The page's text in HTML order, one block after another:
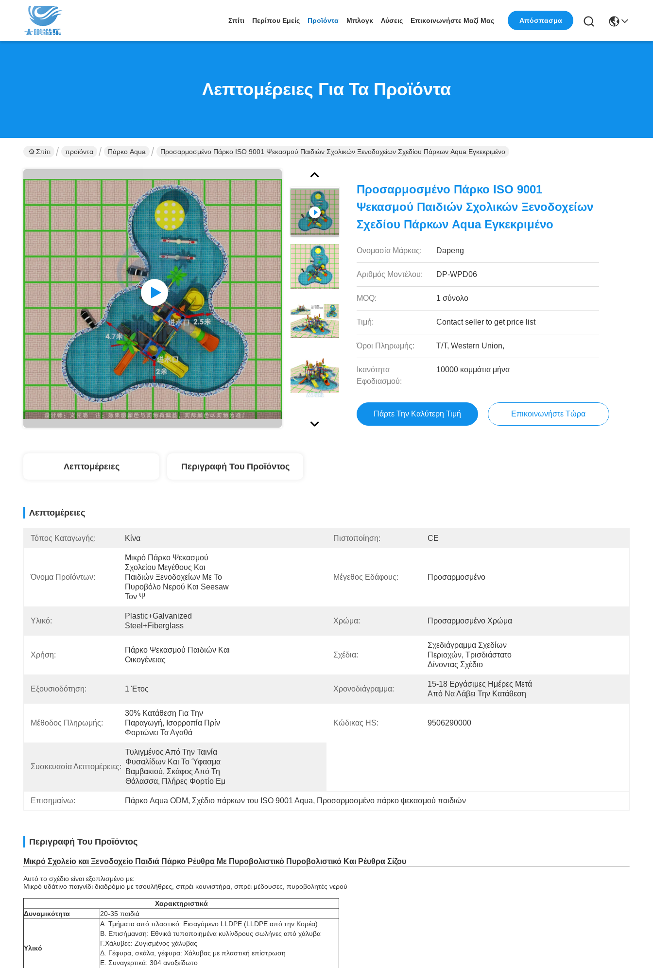
Σπίτι Περίπου Εμείς Προϊόντα Μπλογκ Λύσεις Επικοινωνήστε Μαζί Μας Απόσπασμα
Λεπτομέρειες Για Τα Προϊόντα
Σπίτι προϊόντα Πάρκο Aqua Προσαρμοσμένο Πάρκο ISO 9001 Ψεκασμού Παιδιών Σχολικών Ξενοδοχείων Σχεδίου Πάρκων Aqua Εγκεκριμένο
Προσαρμοσμένο Πάρκο ISO 9001
Ψεκασμού Παιδιών Σχολικών Ξενοδοχείων
Σχεδίου Πάρκων Aqua Εγκεκριμένο
Ονομασία Μάρκας: Dapeng
Αριθμός Μοντέλου: DP-WPD06
MOQ: 1 σύνολο
Τιμή: Contact seller to get price list
Όροι Πληρωμής: T/T, Western Union,
Ικανότητα
Εφοδιασμού:
10000 κομμάτια μήνα
Πάρτε Την Καλύτερη Τιμή Επικοινωνήστε Τώρα
Λεπτομέρειες Περιγραφή Του Προϊόντος
Λεπτομέρειες
Τόπος Καταγωγής: Κίνα Πιστοποίηση: CE
Όνομα Προϊόντων:
Μικρό Πάρκο Ψεκασμού
Σχολείου Μεγέθους Και
Παιδιών Ξενοδοχείων Με Το
Πυροβόλο Νερού Και Seesaw
Τον Ψ
Μέγεθος Εδάφους: Προσαρμοσμένο
Υλικό:
Plastic+Galvanized
Steel+Fiberglass
Χρώμα: Προσαρμοσμένο Χρώμα
Χρήση:
Πάρκο Ψεκασμού Παιδιών Και
Οικογένειας
Σχέδια:
Σχεδιάγραμμα Σχεδίων
Περιοχών, Τρισδιάστατο
Δίνοντας Σχέδιο
Εξουσιοδότηση: 1 Έτος Χρονοδιάγραμμα:
15-18 Εργάσιμες Ημέρες Μετά
Από Να Λάβει Την Κατάθεση
Μέθοδος Πληρωμής:
30% Κατάθεση Για Την
Παραγωγή, Ισορροπία Πρίν
Φορτώνει Τα Αγαθά
Κώδικας HS: 9506290000
Συσκευασία Λεπτομέρειες:
Τυλιγμένος Από Την Ταινία
Φυσαλίδων Και Το Ύφασμα
Βαμβακιού, Σκάφος Από Τη
Θάλασσα, Πλήρες Φορτίο Εμ
Επισημαίνω: Πάρκο Aqua ODM, Σχέδιο πάρκων του ISO 9001 Aqua, Προσαρμοσμένο πάρκο ψεκασμού παιδιών
Περιγραφή Του Προϊόντος
Μικρό Σχολείο και Ξενοδοχείο Παιδιά Πάρκο Ρέυθρα Με Πυροβολιστικό Πυροβολιστικό Και Ρέυθρα Σίζου
Αυτό το σχέδιο είναι εξοπλισμένο με:
Μικρό υδάτινο παιγνίδι διαδρόμιο με τσουλήθρες, σπρέι κουνιστήρα, σπρέι μέδουσες, πυροβολητές νερού
Χαρακτηριστικά
Δυναμικότητα
20-35 παιδιά
Υλικό
Α. Τμήματα από πλαστικό: Εισαγόμενο LLDPE (LLDPE από την Κορέα)
Β. Επισήμανση: Εθνικά τυποποιημένα κυλίνδρους σωλήνες από χάλυβα
Γ.Χάλυβες: Ζυγισμένος χάλυβας
Δ. Γέφυρα, σκάλα, γέφυρα: Χάλυβας με πλαστική επίστρωση
Ε. Συναγερτικά: 304 ανοξείδωτο